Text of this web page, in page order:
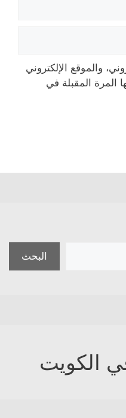
والموقع الإلكتروني
المرة المقبلة في
البحث
الكويت